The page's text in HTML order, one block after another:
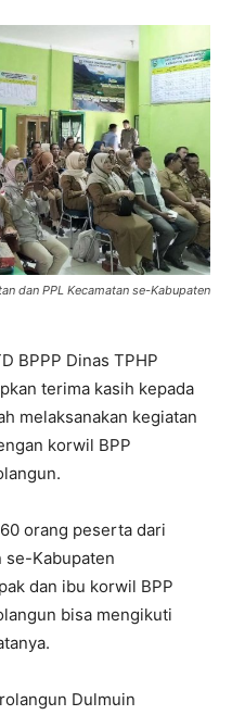
dan PPL Kecamatan se-Kabupaten
BPPP Dinas TPHP
terima kasih kepada
melaksanakan kegiatan
korwil BPP
orang peserta dari
se-Kabupaten
dan ibu korwil BPP
bisa mengikuti
Dulmuin